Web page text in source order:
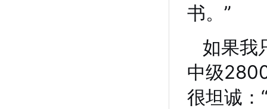
书。”
如果我
中级
很坦诚：